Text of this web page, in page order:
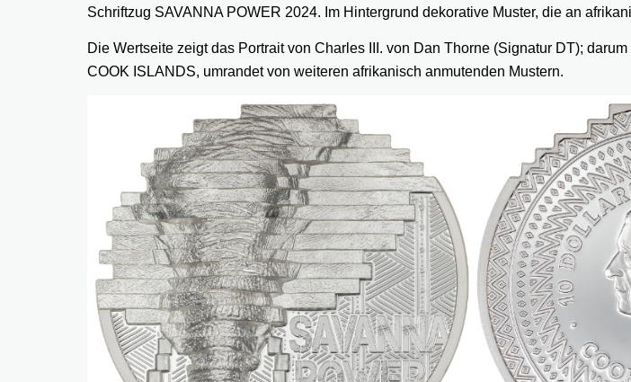
Schriftzug SAVANNA POWER 2024. Im Hintergrund dekorative Muster, die an
Die Wertseite zeigt das Portrait von Charles III. von Dan Thorne (Signatur DT);
COOK ISLANDS, umrandet von weiteren afrikanisch anmutenden Mustern.